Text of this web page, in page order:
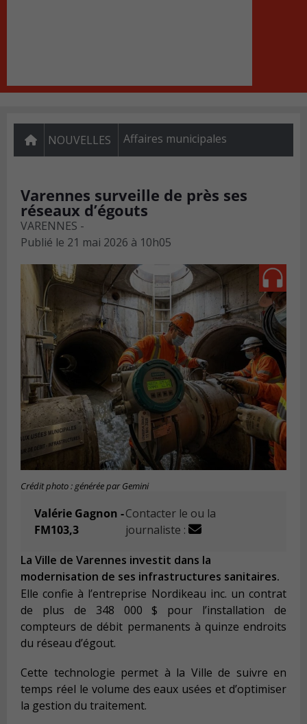
NOUVELLES Affaires municipales
Varennes surveille de près ses
réseaux d’égouts
VARENNES -
Publié le 21 mai 2026 à 10h05
Crédit photo : générée par Gemini
Valérie Gagnon -
FM103,3
Contacter le ou la
journaliste :
La Ville de Varennes investit dans la
modernisation de ses infrastructures sanitaires.
Elle confie à l’entreprise Nordikeau inc. un contrat
de plus de 348 000 $ pour l’installation de
compteurs de débit permanents à quinze endroits
du réseau d’égout.
Cette technologie permet à la Ville de suivre en
temps réel le volume des eaux usées et d’optimiser
la gestion du traitement.